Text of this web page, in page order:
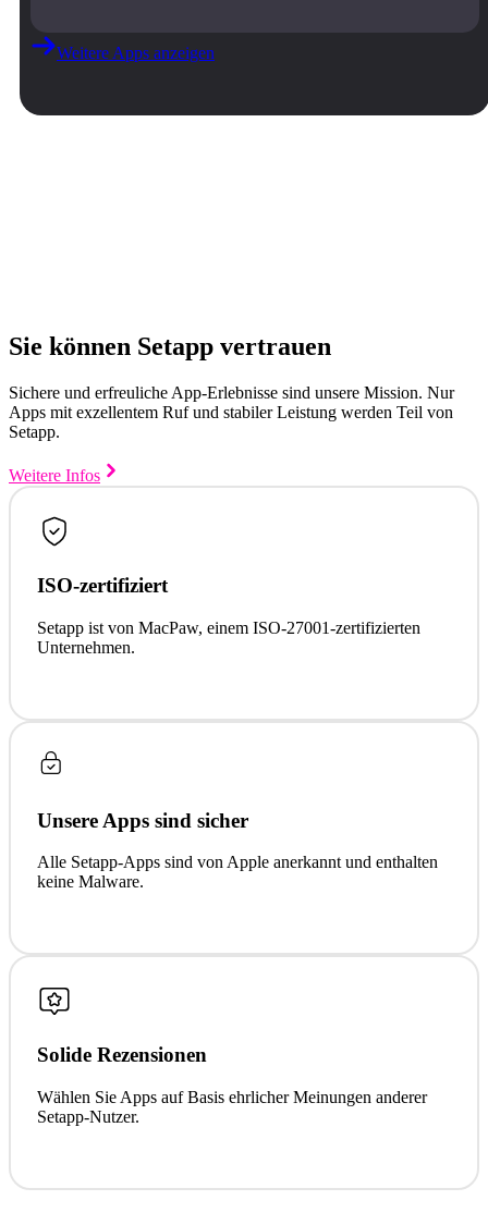
Weitere Apps anzeigen
Sie können Setapp vertrauen
Sichere und erfreuliche App-Erlebnisse sind unsere Mission. Nur
Apps mit exzellentem Ruf und stabiler Leistung werden Teil von
Setapp.
Weitere Infos
ISO-zertifiziert
Setapp ist von MacPaw, einem ISO-27001-zertifizierten
Unternehmen.
Unsere Apps sind sicher
Alle Setapp-Apps sind von Apple anerkannt und enthalten
keine Malware.
Solide Rezensionen
Wählen Sie Apps auf Basis ehrlicher Meinungen anderer
Setapp-Nutzer.